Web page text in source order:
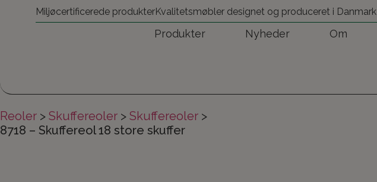
Miljøcertificerede produkterKvalitetsmøbler designet og produceret i Danmark
Produkter Nyheder
Om
Reoler > Skuffereoler > Skuffereoler >
8718 – Skuffereol 18 store skuffer